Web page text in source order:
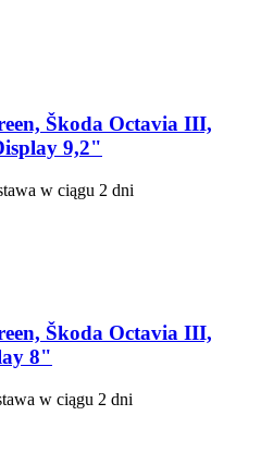
Škoda Octavia III,
9,2"
w ciągu 2 dni
Škoda Octavia III,
8"
w ciągu 2 dni